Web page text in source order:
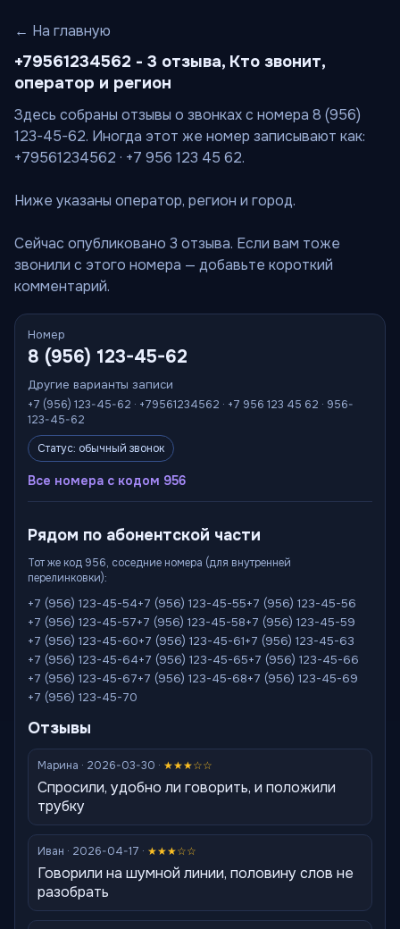
← На главную
+79561234562 - 3 отзыва, Кто звонит,
оператор и регион
Здесь собраны отзывы о звонках с номера 8 (956)
123-45-62. Иногда этот же номер записывают как:
+79561234562 · +7 956 123 45 62.
Ниже указаны оператор, регион и город.
Сейчас опубликовано 3 отзыва. Если вам тоже
звонили с этого номера — добавьте короткий
комментарий.
Номер
8 (956) 123-45-62
Другие варианты записи
+7 (956) 123-45-62 · +79561234562 · +7 956 123 45 62 · 956-
123-45-62
Статус: обычный звонок
Все номера с кодом 956
Рядом по абонентской части
Тот же код 956, соседние номера (для внутренней
перелинковки):
+7 (956) 123-45-54+7 (956) 123-45-55+7 (956) 123-45-56
+7 (956) 123-45-57+7 (956) 123-45-58+7 (956) 123-45-59
+7 (956) 123-45-60+7 (956) 123-45-61+7 (956) 123-45-63
+7 (956) 123-45-64+7 (956) 123-45-65+7 (956) 123-45-66
+7 (956) 123-45-67+7 (956) 123-45-68+7 (956) 123-45-69
+7 (956) 123-45-70
Отзывы
Марина · 2026-03-30 · ★★★☆☆
Спросили, удобно ли говорить, и положили
трубку
Иван · 2026-04-17 · ★★★☆☆
Говорили на шумной линии, половину слов не
разобрать